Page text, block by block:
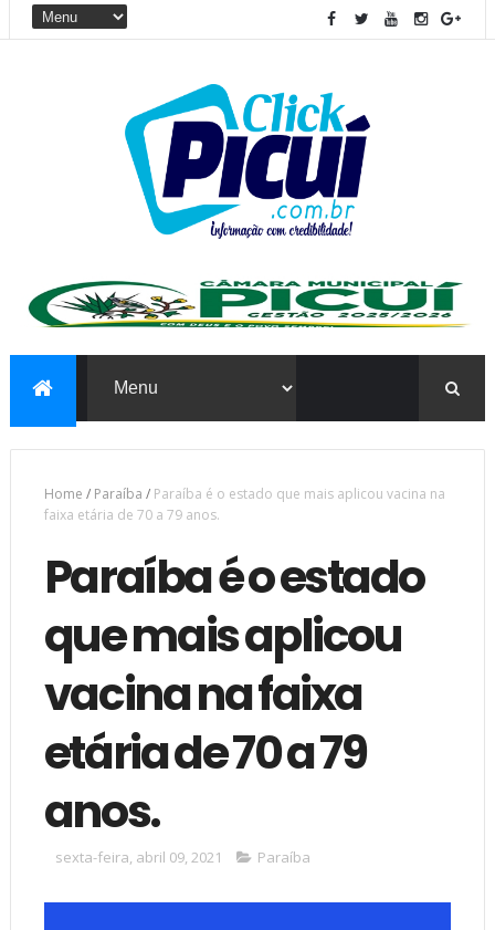
Home / Paraíba / Paraíba é o estado que mais aplicou vacina na
faixa etária de 70 a 79 anos.
Paraíba é o estado
que mais aplicou
vacina na faixa
etária de 70 a 79
anos.
sexta-feira, abril 09, 2021 Paraíba